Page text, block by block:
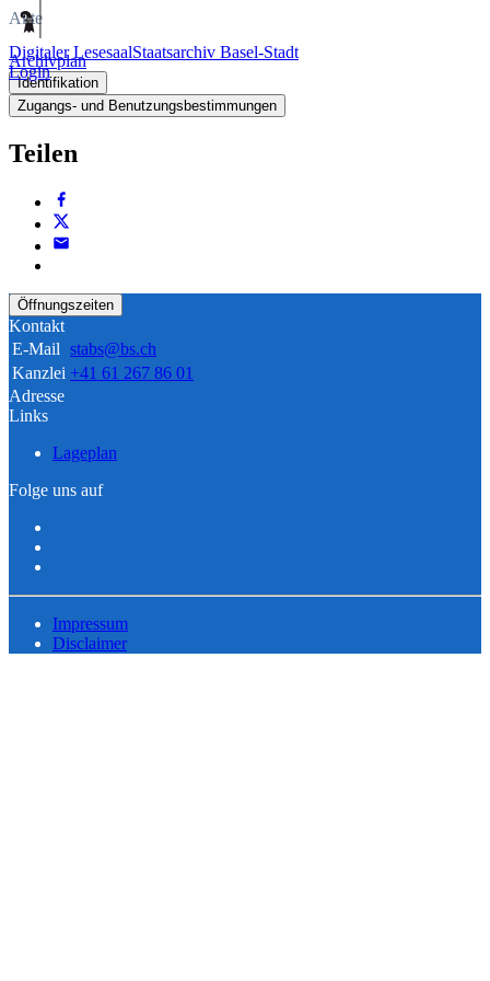
Digitaler LesesaalStaatsarchiv Basel-Stadt
Login
Akte
Archivplan
Identifikation
Zugangs- und Benutzungsbestimmungen
Teilen
Öffnungszeiten
Kontakt
E-Mail stabs@bs.ch
Kanzlei +41 61 267 86 01
Adresse
Links
Lageplan
Folge uns auf
Impressum
Disclaimer